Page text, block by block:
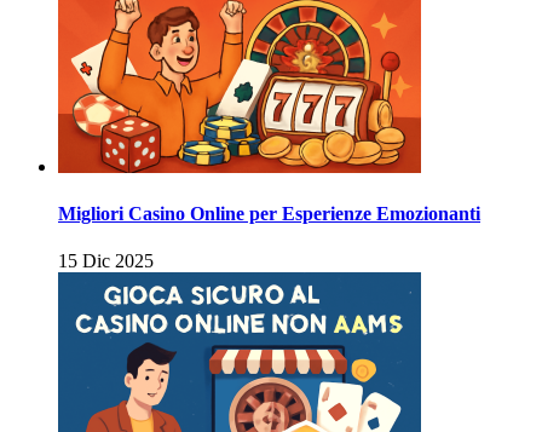
Migliori Casino Online per Esperienze Emozionanti
15 Dic 2025